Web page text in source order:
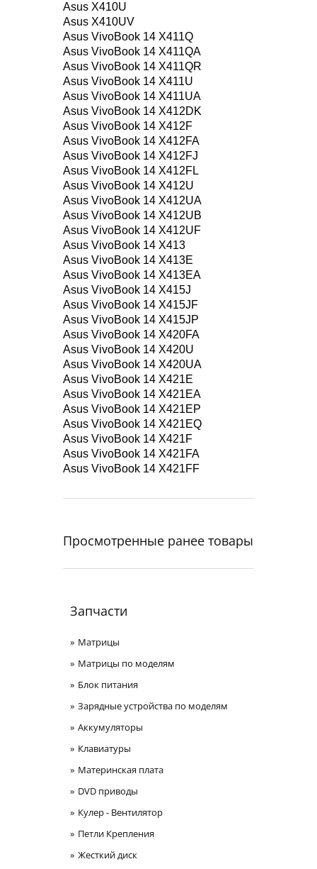
Asus X410U
Asus X410UV
Asus VivoBook 14 X411Q
Asus VivoBook 14 X411QA
Asus VivoBook 14 X411QR
Asus VivoBook 14 X411U
Asus VivoBook 14 X411UA
Asus VivoBook 14 X412DK
Asus VivoBook 14 X412F
Asus VivoBook 14 X412FA
Asus VivoBook 14 X412FJ
Asus VivoBook 14 X412FL
Asus VivoBook 14 X412U
Asus VivoBook 14 X412UA
Asus VivoBook 14 X412UB
Asus VivoBook 14 X412UF
Asus VivoBook 14 X413
Asus VivoBook 14 X413E
Asus VivoBook 14 X413EA
Asus VivoBook 14 X415J
Asus VivoBook 14 X415JF
Asus VivoBook 14 X415JP
Asus VivoBook 14 X420FA
Asus VivoBook 14 X420U
Asus VivoBook 14 X420UA
Asus VivoBook 14 X421E
Asus VivoBook 14 X421EA
Asus VivoBook 14 X421EP
Asus VivoBook 14 X421EQ
Asus VivoBook 14 X421F
Asus VivoBook 14 X421FA
Asus VivoBook 14 X421FF
Просмотренные ранее товары
Запчасти
Матрицы
Матрицы по моделям
Блок питания
Зарядные устройства по моделям
Аккумуляторы
Клавиатуры
Материнская плата
DVD приводы
Кулер - Вентилятор
Петли Крепления
Жесткий диск